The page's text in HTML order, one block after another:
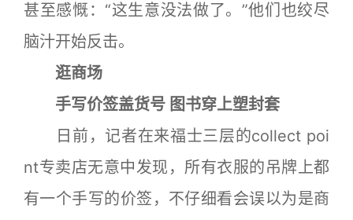
甚至感慨：“这生意没法做了。”他们也绞尽
脑汁开始反击。
逛商场
手写价签盖货号 图书穿上塑封套
日前，记者在来福士三层的collect poi
nt专卖店无意中发现，所有衣服的吊牌上都
有一个手写的价签，不仔细看会误以为是商